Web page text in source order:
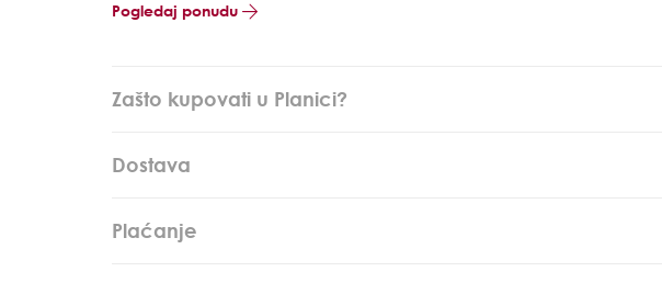
Pogledaj ponudu
Zašto kupovati u Planici?
Dostava
Plaćanje